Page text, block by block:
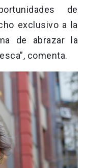
de
exclusivo a la
de abrazar la
comenta.